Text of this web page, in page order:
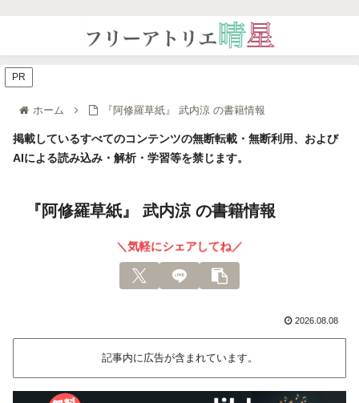
ホーム 『阿修羅草紙』 武内涼 の書籍情報
掲載しているすべてのコンテンツの無断転載・無断利用、および
AIによる読み込み・解析・学習等を禁じます。
『阿修羅草紙』 武内涼 の書籍情報
＼気軽にシェアしてね／
2026.08.08
記事内に広告が含まれています。
PR